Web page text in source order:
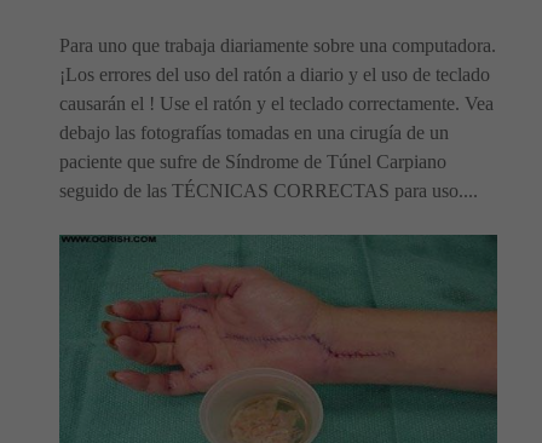
Para uno que trabaja diariamente sobre una computadora.
¡Los errores del uso del ratón a diario y el uso de teclado
causarán el ! Use el ratón y el teclado correctamente. Vea
debajo las fotografías tomadas en una cirugía de un
paciente que sufre de Síndrome de Túnel Carpiano
seguido de las TÉCNICAS CORRECTAS para uso....